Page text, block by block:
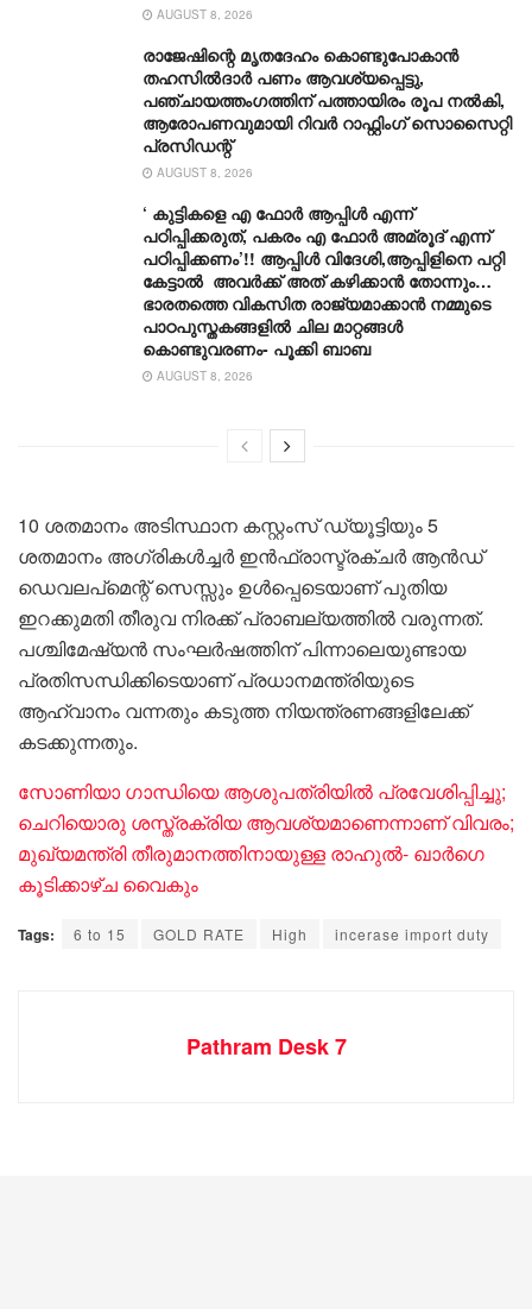
AUGUST 8, 2026
രാജേഷിന്റെ മൃതദേഹം കൊണ്ടുപോകാന്‍
തഹസില്‍ദാര്‍ പണം ആവശ്യപ്പെട്ടു,
പഞ്ചായത്തംഗത്തിന് പത്തായിരം രൂപ നല്‍കി,
ആരോപണവുമായി റിവർ റാഫ്റ്റിംഗ് സൊസൈറ്റി
പ്രസിഡന്റ്
AUGUST 8, 2026
‘ കുട്ടികളെ എ ഫോർ ആപ്പിൾ എന്ന്
പഠിപ്പിക്കരുത്, പകരം എ ഫോർ അമ്രൂദ് എന്ന്
പഠിപ്പിക്കണം’!! ആപ്പിൾ വിദേശി,ആപ്പിളിനെ പറ്റി
കേട്ടാൽ അവർക്ക് അത് കഴിക്കാൻ തോന്നും…
ഭാരതത്തെ വികസിത രാജ്യമാക്കാൻ നമ്മുടെ
പാഠപുസ്തകങ്ങളിൽ ചില മാറ്റങ്ങൾ
കൊണ്ടുവരണം- പൂക്കി ബാബ
AUGUST 8, 2026
10 ശതമാനം അടിസ്ഥാന കസ്റ്റംസ് ഡ്യൂട്ടിയും 5
ശതമാനം അഗ്രികൾച്ചർ ഇൻഫ്രാസ്ട്രക്ചർ ആൻഡ്
ഡെവലപ്‌മെന്റ് സെസ്സും ഉൾപ്പെടെയാണ് പുതിയ
ഇറക്കുമതി തീരുവ നിരക്ക് പ്രാബല്യത്തിൽ വരുന്നത്.
പശ്ചിമേഷ്യൻ സംഘർഷത്തിന് പിന്നാലെയുണ്ടായ
പ്രതിസന്ധിക്കിടെയാണ് പ്രധാനമന്ത്രിയുടെ
ആഹ്വാനം വന്നതും കടുത്ത നിയന്ത്രണങ്ങളിലേക്ക്
കടക്കുന്നതും.
സോണിയാ ​ഗാന്ധിയെ ആശുപത്രിയിൽ പ്രവേശിപ്പിച്ചു;
ചെറിയൊരു ശസ്ത്രക്രിയ ആവശ്യമാണെന്നാണ് വിവരം;
മുഖ്യമന്ത്രി തീരുമാനത്തിനായുള്ള രാഹുൽ- ഖാർഗെ
കൂടിക്കാഴ്ച വൈകും
Tags: 6 to 15 GOLD RATE High incerase import duty
Pathram Desk 7